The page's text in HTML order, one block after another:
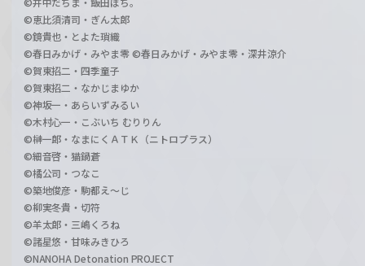
©恵比須清司・ぎん太郎
©鏡貴也・とよた瑣織
©春日みかげ・みやま零 ©春日みかげ・みやま零・深井涼介
©賀東招二・四季童子
©賀東招二・なかじまゆか
©神坂一・あらいずみるい
©木村心一・こぶいち むりりん
©榊一郎・なまにくＡＴＫ（ニトロプラス）
©細音啓・猫鍋蒼
©橘公司・つなこ
©築地俊彦・駒都え～じ
©柳実冬貴・切符
©羊太郎・三嶋くろね
©諸星悠・甘味みきひろ
©NANOHA Detonation PROJECT